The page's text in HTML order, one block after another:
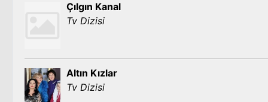
Çılgın Kanal
Tv Dizisi
Altın Kızlar
Tv Dizisi